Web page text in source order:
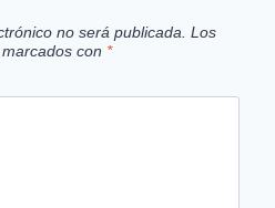
no será publicada. Los
con *